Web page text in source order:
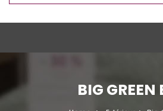
BIG GREEN